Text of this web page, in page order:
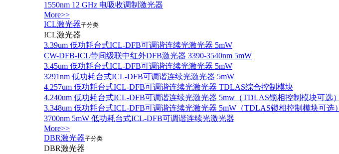
1550nm 12 GHz 电吸收调制激光器
More>>
ICL激光器子分类
ICL激光器
3.39um 低功耗台式ICL-DFB可调谐连续光激光器 5mW
CW-DFB-ICL带间级联中红外DFB激光器 3390-3540nm 5mW
3.45um 低功耗台式ICL-DFB可调谐连续光激光器 5mW
3291nm 低功耗台式ICL-DFB可调谐连续光激光器 5mW
4.257um 低功耗台式ICL-DFB可调谐连续光激光器 TDLAS综合控制模块
4.240um 低功耗台式ICL-DFB可调谐连续光激光器 5mw（TDLAS锁相控制模块可选）
3.348um 低功耗台式ICL-DFB可调谐连续光激光器 5mW（TDLAS锁相控制模块可选）
3700nm 5mW 低功耗台式ICL-DFB可调谐连续光激光器
More>>
DBR激光器子分类
DBR激光器